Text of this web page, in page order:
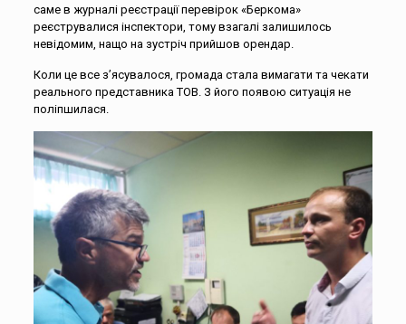
саме в журналі реєстрації перевірок «Беркома»
реєструвалися інспектори, тому взагалі залишилось
невідомим, нащо на зустріч прийшов орендар.
Коли це все з’яcувалося, громада стала вимагати та чекати
реального представника ТОВ. З його появою ситуація не
поліпшилася.